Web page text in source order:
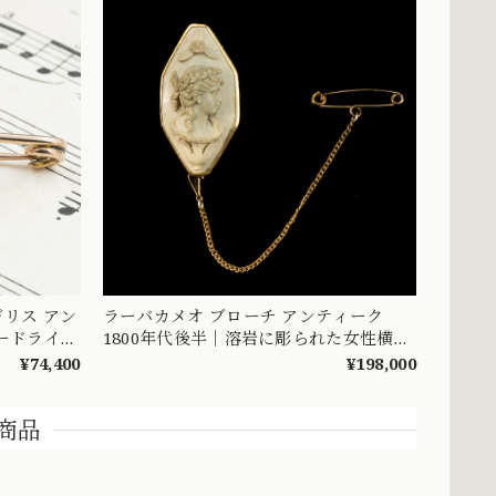
ス アン
前半
¥74,400
ラーバカメオ ブローチ アンティーク
1800年代後半｜溶岩に彫られた女性横顔
¥198,000
品